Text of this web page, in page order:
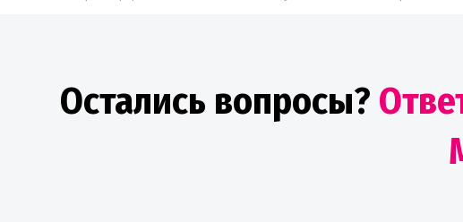
Остались вопросы?